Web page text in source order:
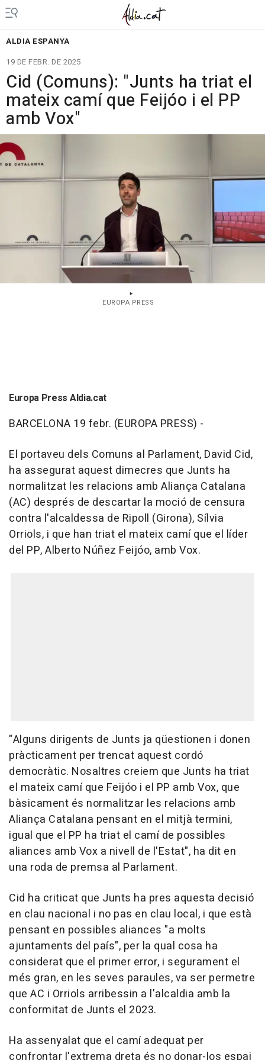
ALDIA ESPANYA
19 DE FEBR. DE 2025
Cid (Comuns): "Junts ha triat el
mateix camí que Feijóo i el PP
amb Vox"
EUROPA PRESS
Europa Press Aldia.cat
BARCELONA 19 febr. (EUROPA PRESS) -
El portaveu dels Comuns al Parlament, David Cid,
ha assegurat aquest dimecres que Junts ha
normalitzat les relacions amb Aliança Catalana
(AC) després de descartar la moció de censura
contra l'alcaldessa de Ripoll (Girona), Sílvia
Orriols, i que han triat el mateix camí que el líder
del PP, Alberto Núñez Feijóo, amb Vox.
"Alguns dirigents de Junts ja qüestionen i donen
pràcticament per trencat aquest cordó
democràtic. Nosaltres creiem que Junts ha triat
el mateix camí que Feijóo i el PP amb Vox, que
bàsicament és normalitzar les relacions amb
Aliança Catalana pensant en el mitjà termini,
igual que el PP ha triat el camí de possibles
aliances amb Vox a nivell de l'Estat", ha dit en
una roda de premsa al Parlament.
Cid ha criticat que Junts ha pres aquesta decisió
en clau nacional i no pas en clau local, i que està
pensant en possibles aliances "a molts
ajuntaments del país", per la qual cosa ha
considerat que el primer error, i segurament el
més gran, en les seves paraules, va ser permetre
que AC i Orriols arribessin a l'alcaldia amb la
conformitat de Junts el 2023.
Ha assenyalat que el camí adequat per
confrontar l'extrema dreta és no donar-los espai